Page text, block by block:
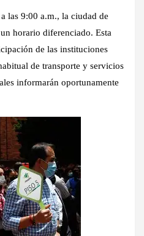
las 9:00 a.m., la ciudad de
horario diferenciado. Esta
de las instituciones
de transporte y servicios
informarán oportunamente